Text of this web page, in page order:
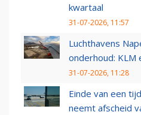
kwartaal
31-07-2026, 11:57
Luchthavens
onderhoud: KLM
31-07-2026, 11:28
Einde van een
neemt afscheid